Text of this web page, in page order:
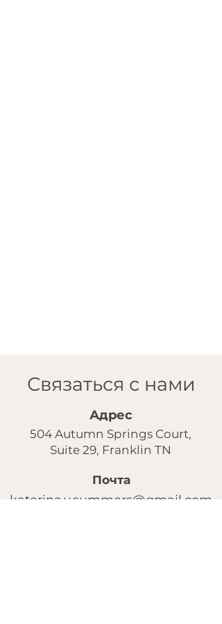
Связаться с нами
Адрес
504 Autumn Springs Court,
Suite 29, Franklin TN
Почта
katerina.v.summers@gmail.com